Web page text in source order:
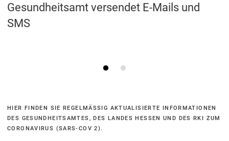
Gesundheitsamt versendet E-Mails und
SMS
HIER FINDEN SIE REGELMÄSSIG AKTUALISIERTE INFORMATIONEN D
ES GESUNDHEITSAMTES, DES LANDES HESSEN UND DES RKI ZUM C
ORONAVIRUS (SARS-COV 2).